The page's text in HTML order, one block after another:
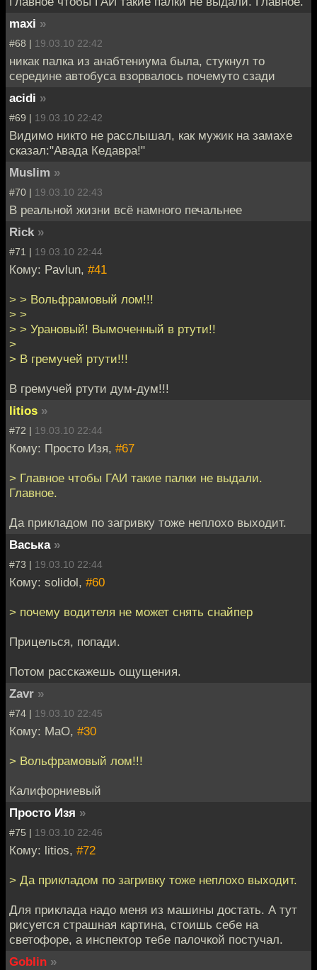
maxi »
#68 | 19.03.10 22:42
никак палка из анабтениума была, стукнул то
середине автобуса взорвалось почемуто сзади
acidi »
#69 | 19.03.10 22:42
Видимо никто не расслышал, как мужик на замахе
сказал:"Авада Кедавра!"
Muslim »
#70 | 19.03.10 22:43
В реальной жизни всё намного печальнее
Riсk »
#71 | 19.03.10 22:44
Кому: Pavlun, #41
> > Вольфрамовый лом!!!
> >
> > Урановый! Вымоченный в ртути!!
>
> В гремучей ртути!!!
В гремучей ртути дум-дум!!!
litios »
#72 | 19.03.10 22:44
Кому: Просто Изя, #67
> Главное чтобы ГАИ такие палки не выдали.
Главное.
Да прикладом по загривку тоже неплохо выходит.
Васька »
#73 | 19.03.10 22:44
Кому: solidol, #60
> почему водителя не может снять снайпер
Прицелься, попади.
Потом расскажешь ощущения.
Zavr »
#74 | 19.03.10 22:45
Кому: MaO, #30
> Вольфрамовый лом!!!
Калифорниевый
Просто Изя »
#75 | 19.03.10 22:46
Кому: litios, #72
> Да прикладом по загривку тоже неплохо выходит.
Для приклада надо меня из машины достать. А тут
рисуется страшная картина, стоишь себе на
светофоре, а инспектор тебе палочкой постучал.
Goblin »